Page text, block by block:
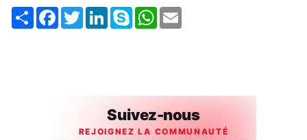
Share FacebookTwitterLinkedInSkype WhatsApp